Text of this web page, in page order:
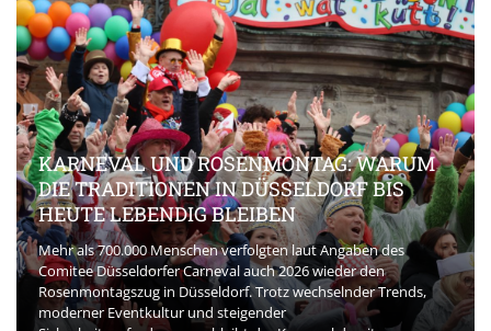
KARNEVAL UND ROSENMONTAG: WARUM
DIE TRADITIONEN IN DÜSSELDORF BIS
HEUTE LEBENDIG BLEIBEN
Mehr als 700.000 Menschen verfolgten laut Angaben des
Comitee Düsseldorfer Carneval auch 2026 wieder den
Rosenmontagszug in Düsseldorf. Trotz wechselnder Trends,
moderner Eventkultur und steigender